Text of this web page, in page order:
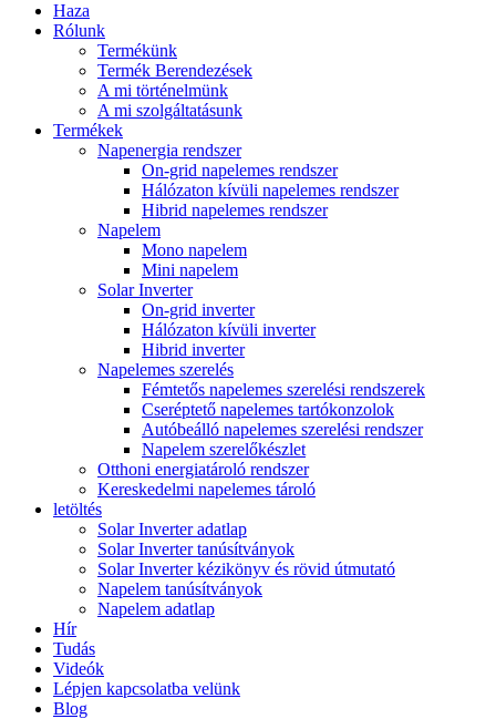
Haza
Rólunk
Termékünk
Termék Berendezések
A mi történelmünk
A mi szolgáltatásunk
Termékek
Napenergia rendszer
On-grid napelemes rendszer
Hálózaton kívüli napelemes rendszer
Hibrid napelemes rendszer
Napelem
Mono napelem
Mini napelem
Solar Inverter
On-grid inverter
Hálózaton kívüli inverter
Hibrid inverter
Napelemes szerelés
Fémtetős napelemes szerelési rendszerek
Cseréptető napelemes tartókonzolok
Autóbeálló napelemes szerelési rendszer
Napelem szerelőkészlet
Otthoni energiatároló rendszer
Kereskedelmi napelemes tároló
letöltés
Solar Inverter adatlap
Solar Inverter tanúsítványok
Solar Inverter kézikönyv és rövid útmutató
Napelem tanúsítványok
Napelem adatlap
Hír
Tudás
Videók
Lépjen kapcsolatba velünk
Blog